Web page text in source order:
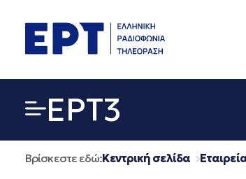
περιεχόμενο
EΡΤ3
Βρίσκεστε εδώ:Κεντρική σελίδα